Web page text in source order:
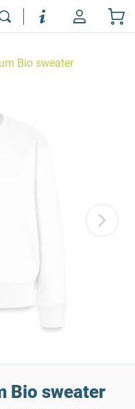
Bio sweater
Bio sweater